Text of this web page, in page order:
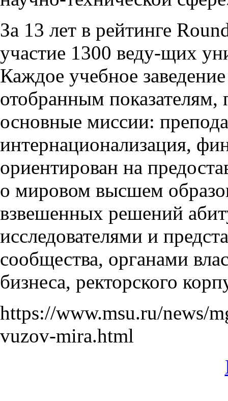
За 13 лет в рейтинге
участие 1300 веду-щих
Каждое учебное
отобранным
основные миссии:
интернационализация,
ориентирован на
о мировом высшем
взвешенных решений
исследователями и
сообщества, органами
бизнеса, ректорского
https://www.msu.ru/news/
vuzov-mira.html